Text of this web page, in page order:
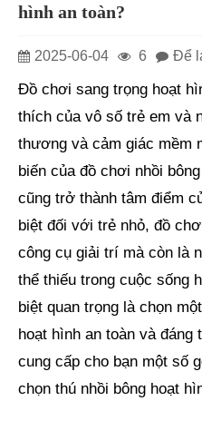
hình an toàn?
2025-06-04 6 Để
Đồ chơi sang trọng hoạt
thích của vô số trẻ em và
thương và cảm giác mềm
biến của đồ chơi nhồi
cũng trở thành tâm điểm
biệt đối với trẻ nhỏ, đồ
công cụ giải trí mà còn là
thể thiếu trong cuộc sống
biệt quan trọng là chọn
hoạt hình an toàn và đáng
cung cấp cho bạn một số
chọn thú nhồi bông hoạt